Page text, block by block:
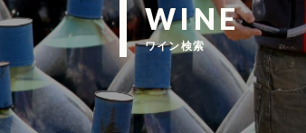
WINE
ワイン検索